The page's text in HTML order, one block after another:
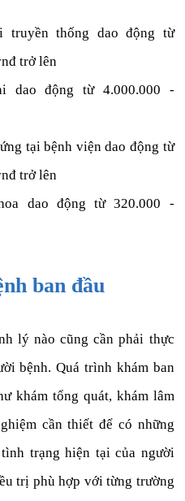
truyền thống dao động từ
trở lên
dao động từ 4.000.000 -
tại bệnh viện dao động từ
trở lên
dao động từ 320.000 -
ban đầu
lý nào cũng cần phải thực
bệnh. Quá trình khám ban
khám tổng quát, khám lâm
cần thiết để có những
trạng hiện tại của người
trị phù hợp với từng trường